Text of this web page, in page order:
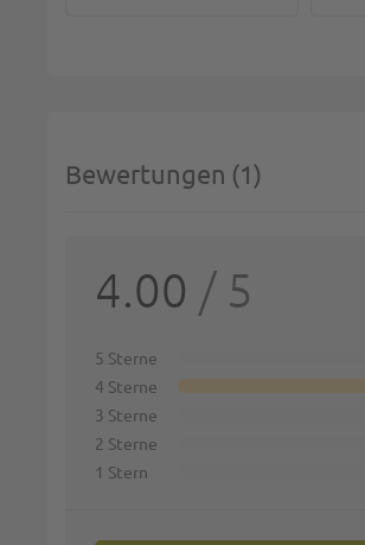
Bewertungen 1
4.00 / 5
5 Sterne
4 Sterne
3 Sterne
2 Sterne
1 Stern